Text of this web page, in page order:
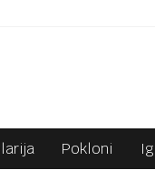
PLATNIM KARTICAMA!
Pokloni